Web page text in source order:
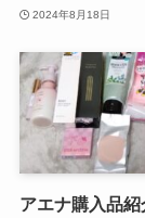
2024年8月18日
アエナ購入品